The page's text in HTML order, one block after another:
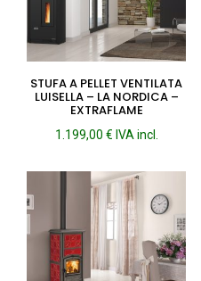
STUFA A PELLET VENTILATA
LUISELLA – LA NORDICA –
EXTRAFLAME
1.199,00 € IVA incl.